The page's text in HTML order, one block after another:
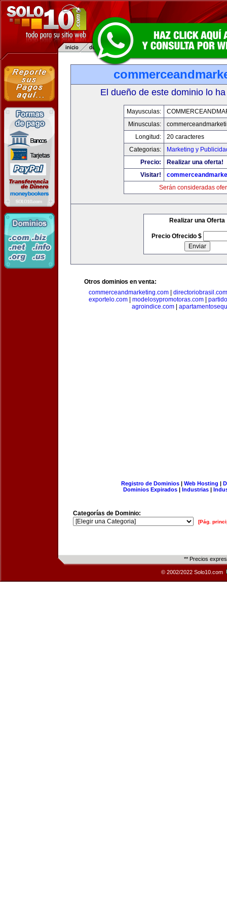
El dueño de este dominio lo
Mayusculas:
Minusculas:
Longitud:
20 caracteres
Categorias:
Marketing y
Precio:
Realizar una oferta!
Visitar!
Serán consideradas
Realizar una Oferta
Precio Ofrecido $
Otros dominios en venta:
commerceandmarketing.com| directoriobrasil.com
exportelo.com
modelosypromotoras.com
agroindice.com
Registro de Dominios| Web Hosting |
Dominios Expirados | Industrias |
Categorías de Dominio:
[Pág.
** Precios
© 2002/2022 Solo10.com